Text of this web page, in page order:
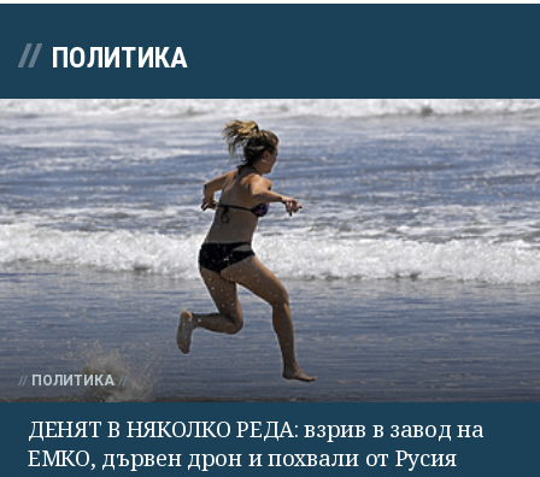
ПОЛИТИКА
ПОЛИТИКА
ДЕНЯТ В НЯКОЛКО РЕДА: взрив в завод на
ЕМКО, дървен дрон и похвали от Русия